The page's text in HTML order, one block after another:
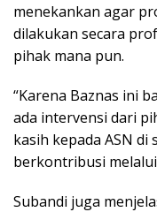
menekankan agar
dilakukan secara
pihak mana pun.
“Karena Baznas ini
ada intervensi dari
kasih kepada ASN
berkontribusi melalui
Subandi juga